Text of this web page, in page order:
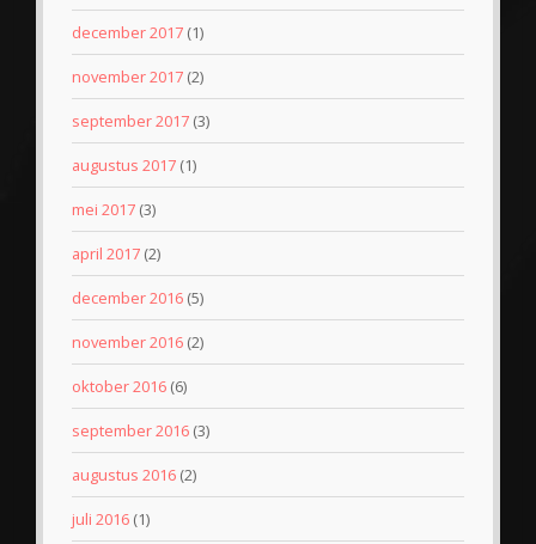
december 2017 (1)
november 2017 (2)
september 2017 (3)
augustus 2017 (1)
mei 2017 (3)
april 2017 (2)
december 2016 (5)
november 2016 (2)
oktober 2016 (6)
september 2016 (3)
augustus 2016 (2)
juli 2016 (1)